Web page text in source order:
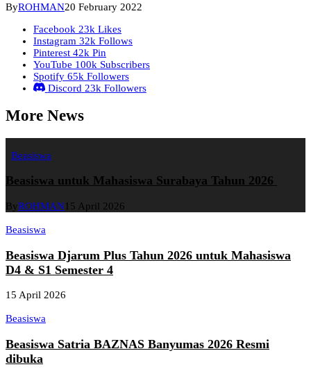
ByROHMAN20 February 2022
Facebook 23k Likes
Instagram 32k Follows
Pinterest 42k Pin
YouTube 100k Subscribers
Spotify 65k Followers
Discord 23k Followers
More News
Beasiswa
Beasiswa untuk Mahasiswa Surabaya Tahun 2026
ByROHMAN15 April 2026
Beasiswa
Beasiswa Djarum Plus Tahun 2026 untuk Mahasiswa
D4 & S1 Semester 4
15 April 2026
Beasiswa
Beasiswa Satria BAZNAS Banyumas 2026 Resmi
dibuka